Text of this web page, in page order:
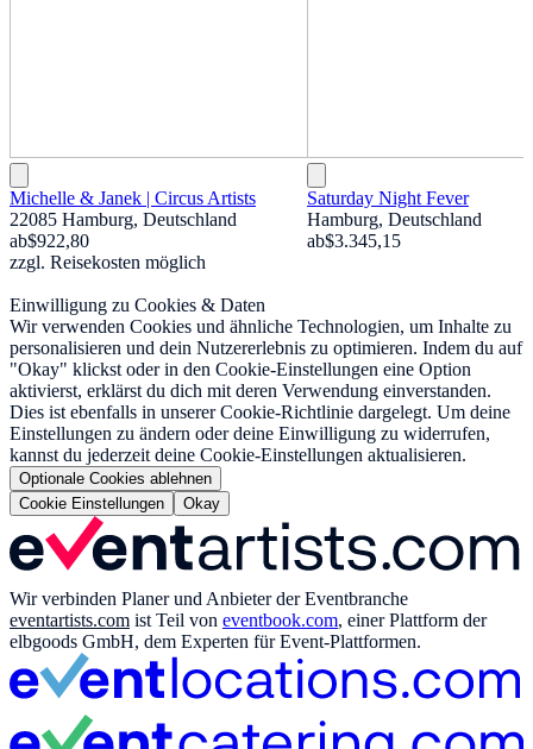
Michelle & Janek | Circus Artists
22085 Hamburg, Deutschland
ab$922,80
zzgl. Reisekosten möglich
Saturday Night Fever
Hamburg, Deutschland
ab$3.345,15
Einwilligung zu Cookies & Daten
Wir verwenden Cookies und ähnliche Technologien, um Inhalte zu
personalisieren und dein Nutzererlebnis zu optimieren. Indem du auf
"Okay" klickst oder in den Cookie-Einstellungen eine Option
aktivierst, erklärst du dich mit deren Verwendung einverstanden.
Dies ist ebenfalls in unserer Cookie-Richtlinie dargelegt. Um deine
Einstellungen zu ändern oder deine Einwilligung zu widerrufen,
kannst du jederzeit deine Cookie-Einstellungen aktualisieren.
Optionale Cookies ablehnen
Cookie Einstellungen
Okay
Wir verbinden Planer und Anbieter der Eventbranche
eventartists.com ist Teil von eventbook.com, einer Plattform der
elbgoods GmbH, dem Experten für Event-Plattformen.